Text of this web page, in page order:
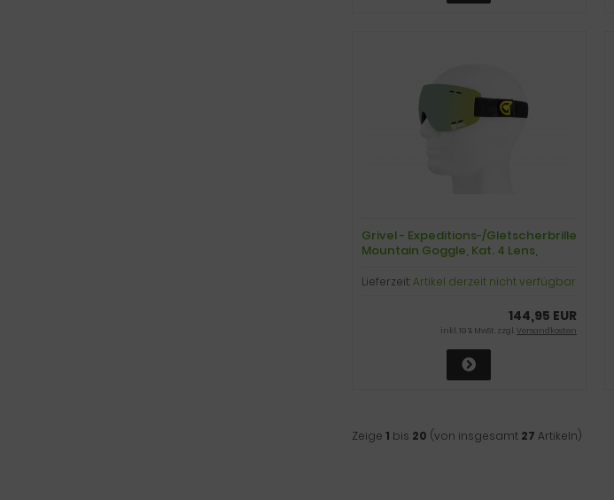
Grivel - Expeditions-/Gletscherbrille
Mountain Goggle, Kat. 4 Lens,
Lieferzeit:Artikel derzeit nicht verfügbar
144,95 EUR
inkl. 19 % MwSt. zzgl.Versandkosten
Zeige 1 bis 20 (von insgesamt 27 Artikeln)